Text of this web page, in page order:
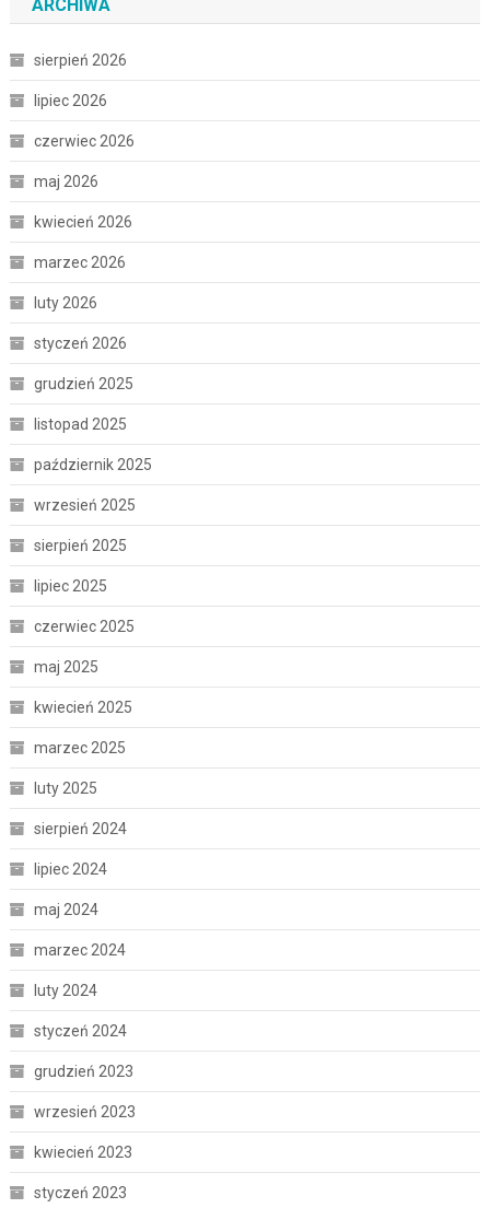
ARCHIWA
sierpień 2026
lipiec 2026
czerwiec 2026
maj 2026
kwiecień 2026
marzec 2026
luty 2026
styczeń 2026
grudzień 2025
listopad 2025
październik 2025
wrzesień 2025
sierpień 2025
lipiec 2025
czerwiec 2025
maj 2025
kwiecień 2025
marzec 2025
luty 2025
sierpień 2024
lipiec 2024
maj 2024
marzec 2024
luty 2024
styczeń 2024
grudzień 2023
wrzesień 2023
kwiecień 2023
styczeń 2023